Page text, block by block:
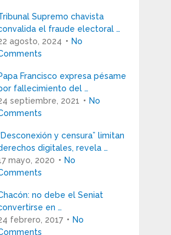
Supremo chavista
el fraude electoral …
agosto, 2024
No
Francisco expresa pésame
fallecimiento del …
septiembre, 2021
No
y censura” limitan
digitales, revela …
mayo, 2020
No
no debe el Seniat
en …
febrero, 2017
No